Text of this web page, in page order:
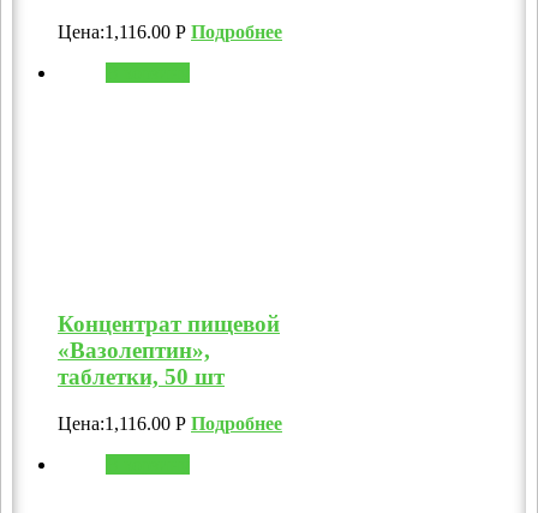
Цена:1,116.00 Р Подробнее
Концентрат пищевой
«Вазолептин»,
таблетки, 50 шт
Цена:1,116.00 Р Подробнее